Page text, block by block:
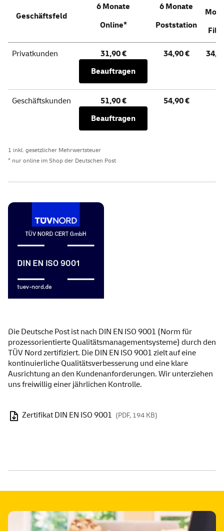
Geschäftsfeld
6 Monate
Online*
6 Monate
Poststation
Privatkunden
31,90 €
Beauftragen
34,90 €
Geschäftskunden
51,90 €
Beauftragen
54,90 €
1 inkl. gesetzlicher Mehrwertsteuer
* nur online im Shop der Deutschen Post
Die Deutsche Post ist nach DIN EN ISO 9001 (Norm für
prozessorientierte Qualitätsmanagementsysteme) durch den
TÜV Nord zertifiziert. Die DIN EN ISO 9001 zielt auf eine
kontinuierliche Qualitätsverbesserung und eine klare
Ausrichtung an den Kundenanforderungen. Wir unterziehen
uns freiwillig einer jährlichen Kontrolle.
Zertifikat DIN EN ISO 9001 (PDF, 194 KB)